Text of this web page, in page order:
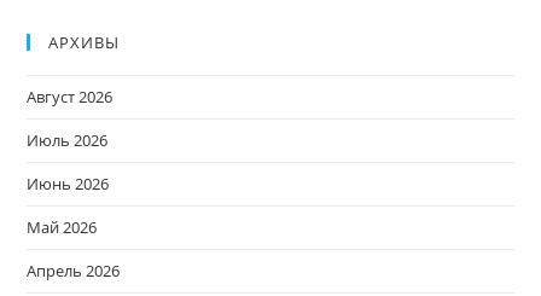
АРХИВЫ
Август 2026
Июль 2026
Июнь 2026
Май 2026
Апрель 2026